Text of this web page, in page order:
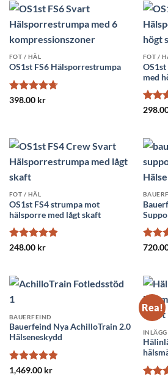
FOT / HÄL
OS1st FS6 Hälsporrestrumpa
Betygsatt
398.00 kr
FOT /
med
FOT / HÄL
OS1st FS4 strumpa mot
hälsporre med lågt skaft
Betygsatt
248.00 kr
BAUERFEIND
Bauerfeind Nya AchilloTrain 2.0
Hälseneskydd
Betygsatt
1,469.00 kr
Rea!